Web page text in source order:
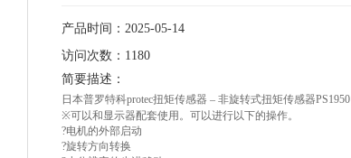
产品时间：2025-05-14
访问次数：1180
简要描述：
日本普罗特科protec扭矩传感器 – 非旋转式扭矩传感器PS1950
※可以和显示器配套使用。可以进行以下的操作。
?电机的外部启动
?旋转方向转换